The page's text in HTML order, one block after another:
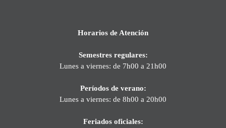
Horarios de Atención
Semestres regulares:
Lunes a viernes: de 7h00 a 21h00
Períodos de verano:
Lunes a viernes: de 8h00 a 20h00
Feriados oficiales: